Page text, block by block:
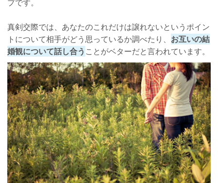
プです。
真剣交際では、あなたのこれだけは譲れないというポイン
トについて相手がどう思っているか調べたり、 お互いの結
婚観について話し合う ことがベターだと言われています。